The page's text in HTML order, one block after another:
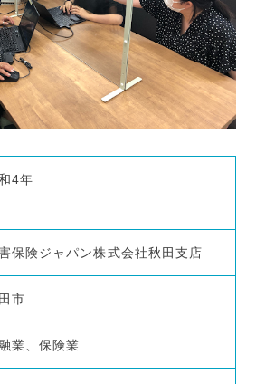
4年
保険ジャパン株式会社秋田支店
市
業、保険業